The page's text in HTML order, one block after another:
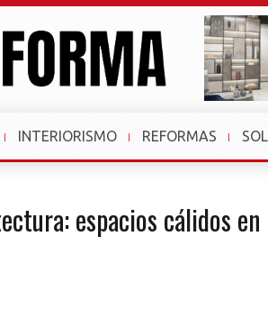
INTERIORISMO REFORMAS
espacios cálidos